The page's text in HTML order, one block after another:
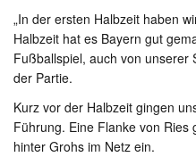
„In der ersten Halbzeit haben
Halbzeit hat es Bayern gut
Fußballspiel, auch von unserer
der Partie.
Kurz vor der Halbzeit gingen
Führung. Eine Flanke von Ries
hinter Grohs im Netz ein.